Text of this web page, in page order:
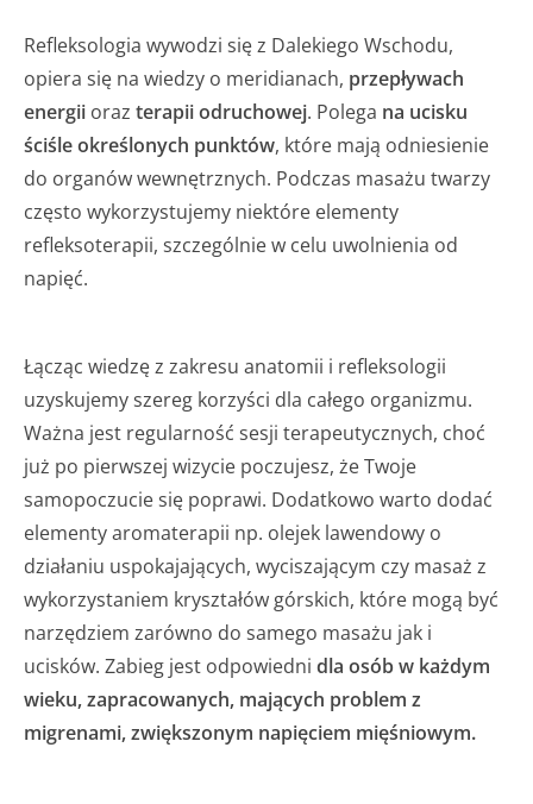
Refleksologia wywodzi się z Dalekiego Wschodu,
opiera się na wiedzy o meridianach, przepływach
energii oraz terapii odruchowej. Polega na ucisku
ściśle określonych punktów, które mają odniesienie
do organów wewnętrznych. Podczas masażu twarzy
często wykorzystujemy niektóre elementy
refleksoterapii, szczególnie w celu uwolnienia od
napięć.
Łącząc wiedzę z zakresu anatomii i refleksologii
uzyskujemy szereg korzyści dla całego organizmu.
Ważna jest regularność sesji terapeutycznych, choć
już po pierwszej wizycie poczujesz, że Twoje
samopoczucie się poprawi. Dodatkowo warto dodać
elementy aromaterapii np. olejek lawendowy o
działaniu uspokajających, wyciszającym czy masaż z
wykorzystaniem kryształów górskich, które mogą być
narzędziem zarówno do samego masażu jak i
ucisków. Zabieg jest odpowiedni dla osób w każdym
wieku, zapracowanych, mających problem z
migrenami, zwiększonym napięciem mięśniowym.